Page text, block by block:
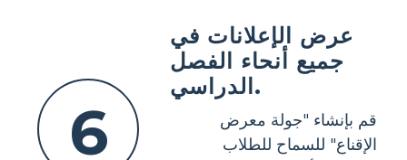
6
عرض الإعلانات في
جميع أنحاء الفصل
الدراسي.
قم بإنشاء "جولة معرض
الإقناع" للسماح للطلاب